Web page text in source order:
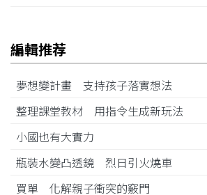
編輯推荐
夢想變計畫 支持孩子落實想法
整理課堂教材 用指令生成新玩法
小國也有大實力
瓶裝水變凸透鏡 烈日引火燒車
買單 化解親子衝突的竅門